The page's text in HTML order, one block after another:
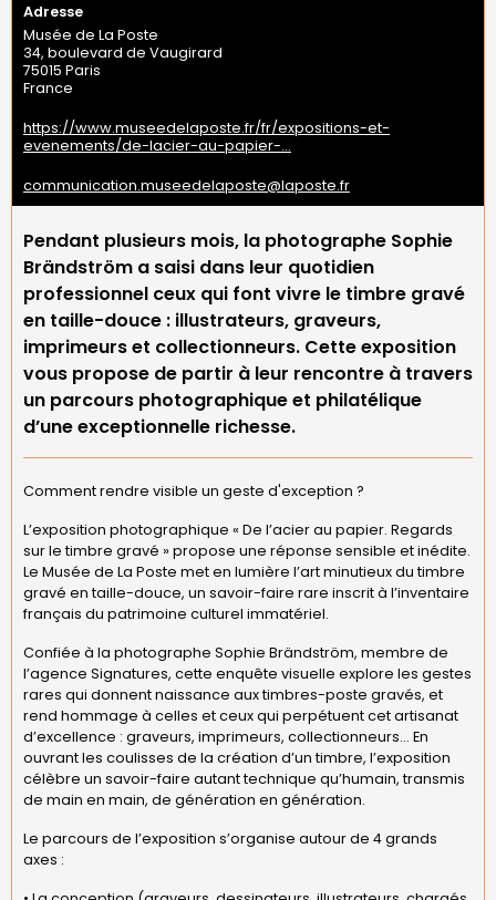
Pendant plusieurs mois, la photographe Sophie
Brändström a saisi dans leur quotidien
professionnel ceux qui font vivre le timbre gravé
en taille-douce : illustrateurs, graveurs,
imprimeurs et collectionneurs. Cette exposition
vous propose de partir à leur rencontre à travers
un parcours photographique et philatélique
d’une exceptionnelle richesse.
Comment rendre visible un geste d'exception ?
L’exposition photographique « De l’acier au papier. Regards
sur le timbre gravé » propose une réponse sensible et inédite.
Le Musée de La Poste met en lumière l’art minutieux du timbre
gravé en taille-douce, un savoir-faire rare inscrit à l’inventaire
français du patrimoine culturel immatériel.
Confiée à la photographe Sophie Brändström, membre de
l’agence Signatures, cette enquête visuelle explore les gestes
rares qui donnent naissance aux timbres-poste gravés, et
rend hommage à celles et ceux qui perpétuent cet artisanat
d’excellence : graveurs, imprimeurs, collectionneurs… En
ouvrant les coulisses de la création d’un timbre, l’exposition
célèbre un savoir-faire autant technique qu’humain, transmis
de main en main, de génération en génération.
Le parcours de l’exposition s’organise autour de 4 grands
axes :
Adresse
Musée de La Poste
34, boulevard de Vaugirard
75015 Paris
France
https://www.museedelaposte.fr/fr/expositions-et-
evenements/de-lacier-au-papier-…
communication.museedelaposte@laposte.fr